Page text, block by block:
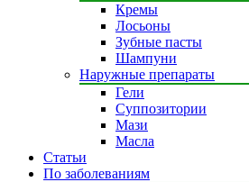
Кремы
Лосьоны
Зубные пасты
Шампуни
Наружные препараты
Гели
Суппозитории
Мази
Масла
Статьи
По заболеваниям